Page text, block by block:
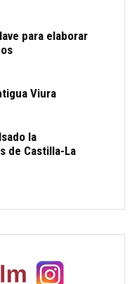
para elaborar
Viura
la
de Castilla-La